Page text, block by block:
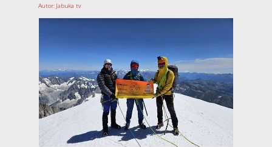
Autor: Jabuka tv